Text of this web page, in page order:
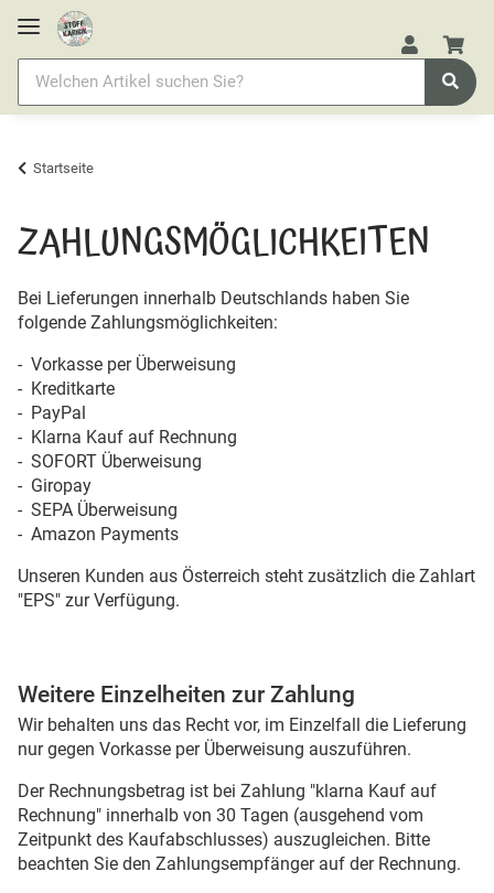
Startseite
ZAHLUNGSMÖGLICHKEITEN
Bei Lieferungen innerhalb Deutschlands haben Sie
folgende Zahlungsmöglichkeiten:
- Vorkasse per Überweisung
- Kreditkarte
- PayPal
- Klarna Kauf auf Rechnung
- SOFORT Überweisung
- Giropay
- SEPA Überweisung
- Amazon Payments
Unseren Kunden aus Österreich steht zusätzlich die Zahlart
"EPS" zur Verfügung.
Weitere Einzelheiten zur Zahlung
Wir behalten uns das Recht vor, im Einzelfall die Lieferung
nur gegen Vorkasse per Überweisung auszuführen.
Der Rechnungsbetrag ist bei Zahlung "klarna Kauf auf
Rechnung" innerhalb von 30 Tagen (ausgehend vom
Zeitpunkt des Kaufabschlusses) auszugleichen. Bitte
beachten Sie den Zahlungsempfänger auf der Rechnung.